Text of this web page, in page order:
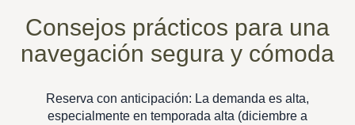
Consejos prácticos para una
navegación segura y cómoda
Reserva con anticipación: La demanda es alta,
especialmente en temporada alta (diciembre a